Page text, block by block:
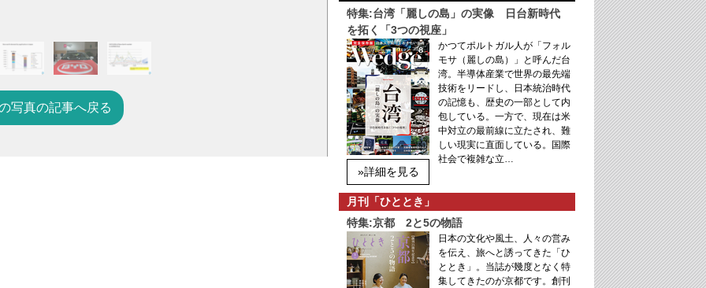
写真の記事へ戻る
特集:台湾「麗しの島」の実像 日台新時代
を拓く「3つの視座」
»詳細を見る
かつてポルトガル人が「フォル
モサ（麗しの島）」と呼んだ台
湾。半導体産業で世界の最先端
技術をリードし、日本統治時代
の記憶も、歴史の一部として内
包している。一方で、現在は米
中対立の最前線に立たされ、難
しい現実に直面している。国際
社会で複雑な立…
月刊「ひととき」
特集:京都 2と5の物語
日本の文化や風土、人々の営み
を伝え、旅へと誘ってきた「ひ
ととき」。当誌が幾度となく特
集してきたのが京都です。創刊